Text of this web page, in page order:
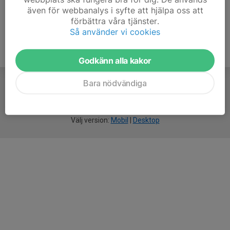
Välj version: Mobil Desktop
även för webbanalys i syfte att hjälpa oss att
förbättra våra tjänster.
Så använder vi cookies
Godkänn alla kakor
Bara nödvändiga